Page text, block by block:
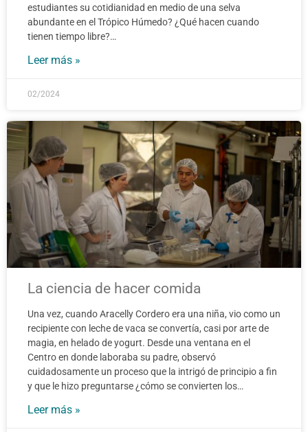
estudiantes su cotidianidad en medio de una selva
abundante en el Trópico Húmedo? ¿Qué hacen cuando
tienen tiempo libre?…
Leer más »
02/2024
La ciencia de hacer comida
Una vez, cuando Aracelly Cordero era una niña, vio como un
recipiente con leche de vaca se convertía, casi por arte de
magia, en helado de yogurt. Desde una ventana en el
Centro en donde laboraba su padre, observó
cuidadosamente un proceso que la intrigó de principio a fin
y que le hizo preguntarse ¿cómo se convierten los…
Leer más »